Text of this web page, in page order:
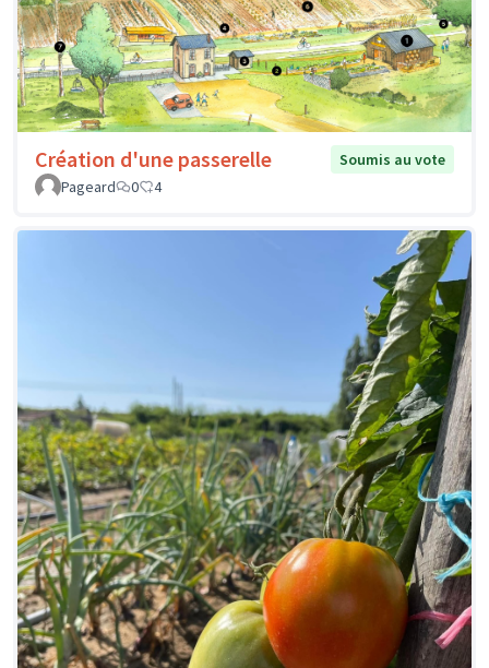
Création d'une passerelle
Soumis au vote
Pageard
0 4